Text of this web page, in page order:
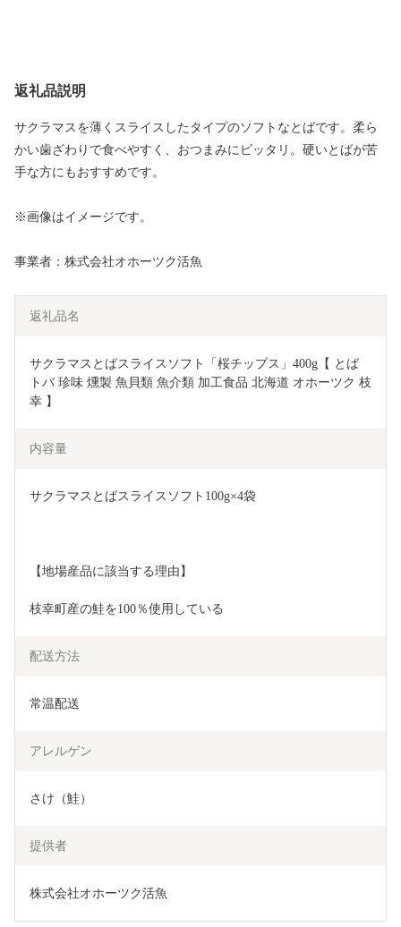
返礼品説明
サクラマスを薄くスライスしたタイプのソフトなとばです。柔ら
かい歯ざわりで食べやすく、おつまみにピッタリ。硬いとばが苦
手な方にもおすすめです。
※画像はイメージです。
事業者：株式会社オホーツク活魚
返礼品名
サクラマスとばスライスソフト「桜チップス」400g【 とば
トバ 珍味 燻製 魚貝類 魚介類 加工食品 北海道 オホーツク 枝
幸 】
内容量
サクラマスとばスライスソフト100g×4袋
【地場産品に該当する理由】
枝幸町産の鮭を100％使用している
配送方法
常温配送
アレルゲン
さけ（鮭）
提供者
株式会社オホーツク活魚